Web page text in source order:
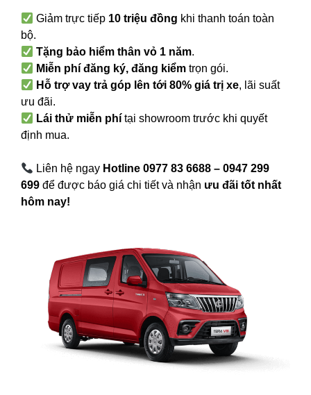
Giảm trực tiếp 10 triệu đồng khi thanh toán toàn
bộ.
Tặng bảo hiểm thân vỏ 1 năm.
Miễn phí đăng ký, đăng kiểm trọn gói.
Hỗ trợ vay trả góp lên tới 80% giá trị xe, lãi suất
ưu đãi.
Lái thử miễn phí tại showroom trước khi quyết
định mua.
Liên hệ ngay Hotline 0977 83 6688 – 0947 299
699 để được báo giá chi tiết và nhận ưu đãi tốt nhất
hôm nay!